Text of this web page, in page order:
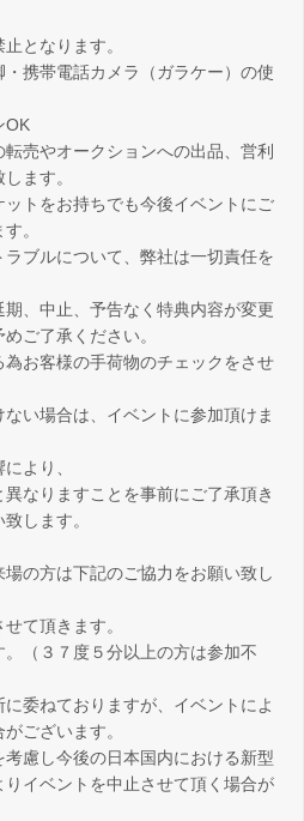
となります。
・携帯電話カメラ（ガラケー）の使
OK
売やオークションへの出品、営利
ます。
トをお持ちでも今後イベントにご
。
ブルについて、弊社は一切責任を
期、中止、予告なく特典内容が変更
ご了承ください。
為お客様の手荷物のチェックをさせ
い場合は、イベントに参加頂けま
より、
なりますことを事前にご了承頂き
します。
場の方は下記のご協力をお願い致し
て頂きます。
。（３７度５分以上の方は参加不
に委ねておりますが、イベントによ
ございます。
考慮し今後の日本国内における新型
イベントを中止させて頂く場合が